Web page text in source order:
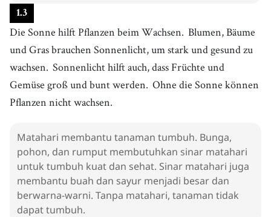
1.3
Die Sonne hilft Pflanzen beim Wachsen. Blumen, Bäume
und Gras brauchen Sonnenlicht, um stark und gesund zu
wachsen. Sonnenlicht hilft auch, dass Früchte und
Gemüse groß und bunt werden. Ohne die Sonne können
Pflanzen nicht wachsen.
Matahari membantu tanaman tumbuh. Bunga,
pohon, dan rumput membutuhkan sinar matahari
untuk tumbuh kuat dan sehat. Sinar matahari juga
membantu buah dan sayur menjadi besar dan
berwarna-warni. Tanpa matahari, tanaman tidak
dapat tumbuh.